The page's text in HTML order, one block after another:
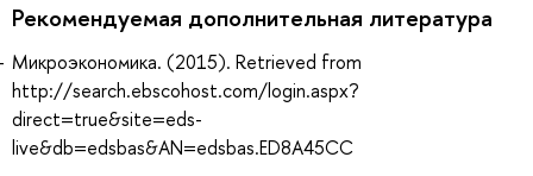
Рекомендуемая дополнительная литература
Микроэкономика. (2015). Retrieved from
http://search.ebscohost.com/login.aspx?
direct=true&site=eds-
live&db=edsbas&AN=edsbas.ED8A45CC